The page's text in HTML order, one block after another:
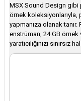
MSX Sound Design gibi
örnek
yapmanıza olanak
enstrüman, 24 GB
yaratıcılığınızı sınırsız